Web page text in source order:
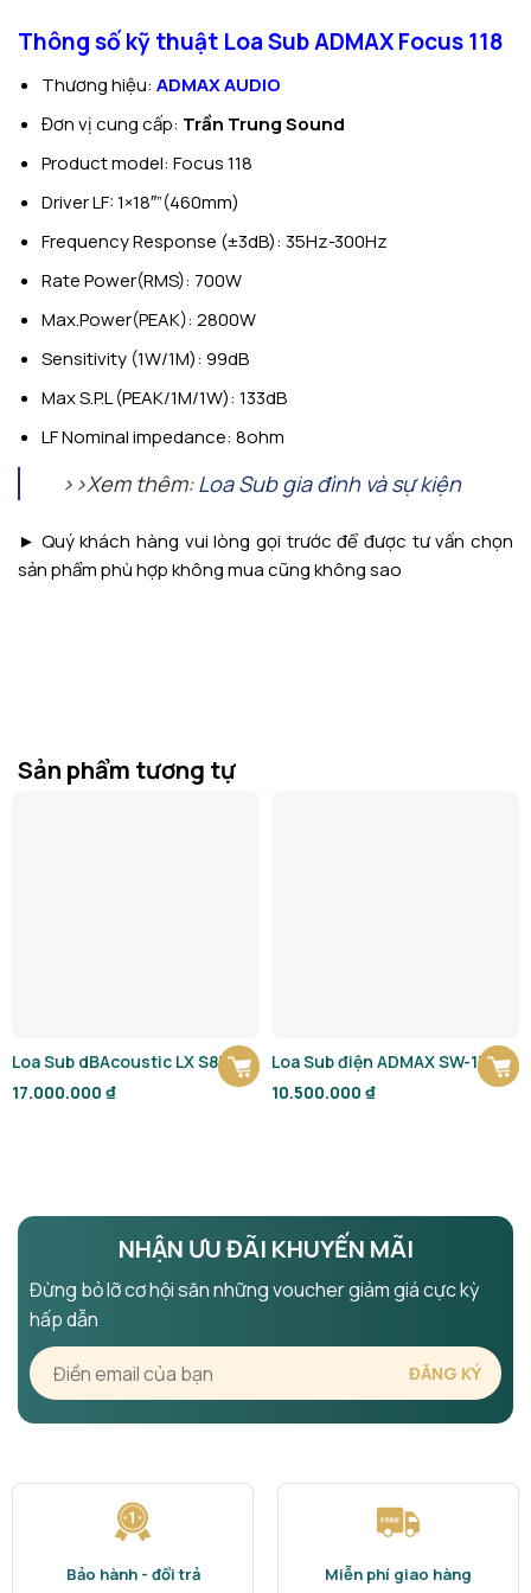
Thông số kỹ thuật Loa Sub ADMAX Focus 118
Thương hiệu: ADMAX AUDIO
Đơn vị cung cấp: Trần Trung Sound
Product model: Focus 118
Driver LF: 1×18″”(460mm)
Frequency Response (±3dB): 35Hz-300Hz
Rate Power(RMS): 700W
Max.Power(PEAK): 2800W
Sensitivity (1W/1M): 99dB
Max S.P.L (PEAK/1M/1W): 133dB
LF Nominal impedance: 8ohm
>>Xem thêm:Loa Sub gia đình và sự kiện
► Quý khách hàng vui lòng gọi trước để được tư vấn chọn
sản phẩm phù hợp không mua cũng không sao
Sản phẩm tương tự
Loa Sub dBAcoustic LX S87
17.000.000 ₫
Loa Sub điện ADMAX SW-15F
10.500.000 ₫
NHẬN ƯU ĐÃI KHUYẾN MÃI
Đừng bỏ lỡ cơ hội săn những voucher giảm giá cực kỳ
hấp dẫn
Bảo hành - đổi trả
Miễn phí giao hàng